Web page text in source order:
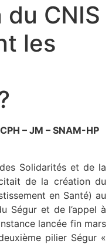
CNIS
les
– JM – SNAM-HP
Solidarités et de la
de la création du
en Santé) au
Ségur et de l’appel à
lancée fin mars
pilier Ségur «